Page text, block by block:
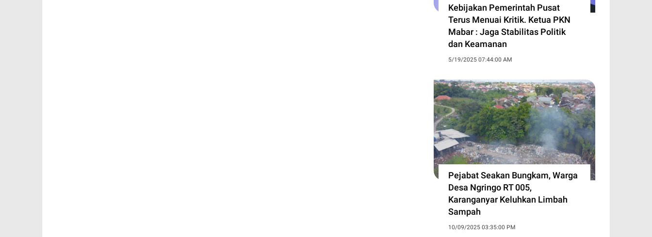
Kebijakan Pemerintah Pusat
Terus Menuai Kritik. Ketua PKN
Mabar : Jaga Stabilitas Politik
dan Keamanan
5/19/2025 07:44:00 AM
Pejabat Seakan Bungkam, Warga
Desa Ngringo RT 005,
Karanganyar Keluhkan Limbah
Sampah
10/09/2025 03:35:00 PM